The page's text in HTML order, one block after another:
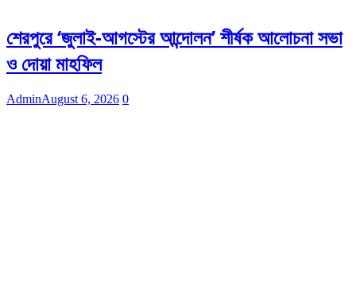
শেরপুরে ‘জুলাই-আগস্টের আন্দোলন’ শীর্ষক আলোচনা সভা
ও দোয়া মাহফিল
AdminAugust 6, 2026 0